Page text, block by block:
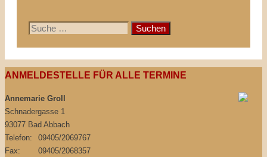
Suche
ANMELDESTELLE FÜR ALLE TERMINE
Annemarie Groll
Schnadergasse 1
93077 Bad Abbach
Telefon:
09405/2069767
Fax:
09405/2068357